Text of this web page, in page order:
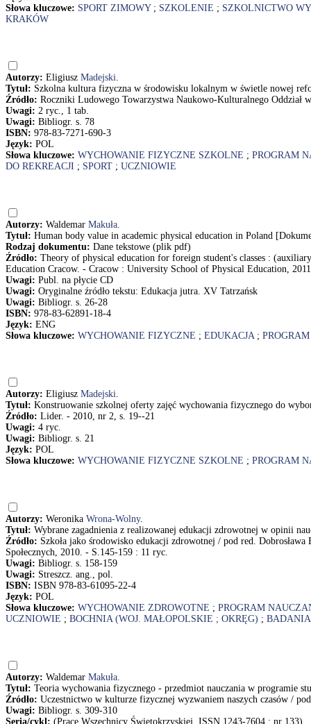
Słowa kluczowe: SPORT ZIMOWY; SZKOLENIE ; SZKOLNICTWO
KRAKÓW
Autorzy: Eligiusz Madejski.
Tytuł: Szkolna kultura fizyczna w środowisku lokalnym w świetle nowej
Źródło: Roczniki Ludowego Towarzystwa Naukowo-Kulturalnego Oddział
Uwagi: 2 ryc., 1 tab.
Uwagi: Bibliogr. s. 78
ISBN: 978-83-7271-690-3
Język: POL
Słowa kluczowe: WYCHOWANIE FIZYCZNE SZKOLNE ; PROGRAM
DO REKREACJI ; SPORT ; UCZNIOWIE
Autorzy: Waldemar Makuła.
Tytuł: Human body value in academic physical education in Poland
Rodzaj dokumentu: Dane tekstowe (plik pdf)
Źródło: Theory of physical education for foreign student's classes :
Education Cracow. - Cracow : University School of Physical Education,
Uwagi: Publ. na płycie CD
Uwagi: Oryginalne źródło tekstu: Edukacja jutra. XV Tatrzańsk
Uwagi: Bibliogr. s. 26-28
ISBN: 978-83-62891-18-4
Język: ENG
Słowa kluczowe: WYCHOWANIE FIZYCZNE ; EDUKACJA;
Autorzy: Eligiusz Madejski.
Tytuł: Konstruowanie szkolnej oferty zajęć wychowania fizycznego do
Źródło: Lider. - 2010, nr 2, s. 19--21
Uwagi: 4 ryc.
Uwagi: Bibliogr. s. 21
Język: POL
Słowa kluczowe: WYCHOWANIE FIZYCZNE SZKOLNE ; PROGRAM
Autorzy: Weronika Wrona-Wolny.
Tytuł: Wybrane zagadnienia z realizowanej edukacji zdrowotnej w opinii
Źródło: Szkoła jako środowisko edukacji zdrowotnej / pod red.
Społecznych, 2010. - S.145-159 : 11 ryc.
Uwagi: Bibliogr. s. 158-159
Uwagi: Streszcz. ang., pol.
ISBN: ISBN 978-83-61095-22-4
Język: POL
Słowa kluczowe: WYCHOWANIE ZDROWOTNE ; PROGRAM
UCZNIOWIE ; BOCHNIA (WOJ. MAŁOPOLSKIE ; OKRĘG) ;
Autorzy: Waldemar Makuła.
Tytuł: Teoria wychowania fizycznego - przedmiot nauczania w programie
Źródło: Uczestnictwo w kulturze fizycznej wyzwaniem naszych czasów /
Uwagi: Bibliogr. s. 309-310
Seria/cykl: (Prace Wszechnicy Świętokrzyskiej, ISSN 1243-7604 ; nr 133)